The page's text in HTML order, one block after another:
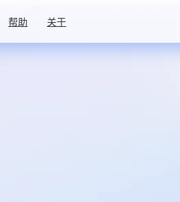
帮助 关于